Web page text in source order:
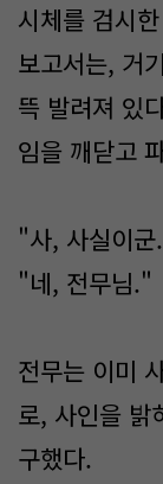
시체를 검시
보고서는, 거
뜩 발려져 있
임을 깨닫고
"사, 사실이
"네, 전무님."
전무는 이미
로, 사인을 밝